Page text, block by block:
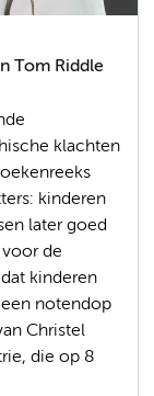
Tom Riddle
klachten
kinderen
later goed
de
kinderen
notendop
Christel
die op 8